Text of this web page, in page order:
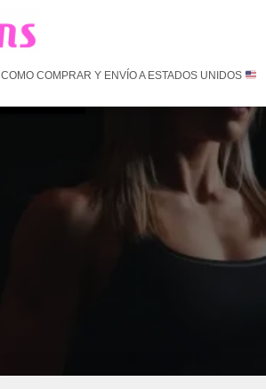
COMO COMPRAR Y ENVÍO A ESTADOS UNIDOS